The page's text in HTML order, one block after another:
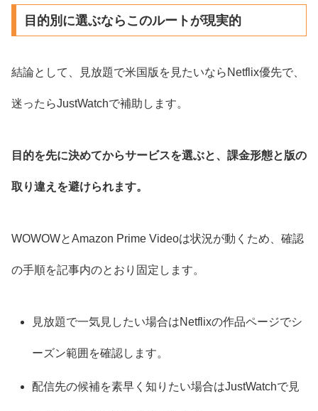
目的別に選ぶならこのルートが現実的
結論として、見放題で米国版を見たいならNetflix優先で、
迷ったらJustWatchで補助します。
目的を先に決めてからサービスを選ぶと、課金形態と版の
取り違えを避けられます。
WOWOWとAmazon Prime Videoは状況が動くため、確認
の手順を記事内のとおり固定します。
見放題で一気見したい場合はNetflixの作品ページでシ
ーズン範囲を確認します。
配信先の候補を素早く知りたい場合はJustWatchで見